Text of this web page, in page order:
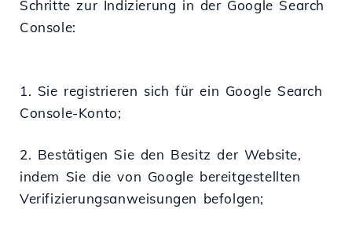
Schritte zur Indizierung in der Google Search
Console:
1. Sie registrieren sich für ein Google Search
Console-Konto;
2. Bestätigen Sie den Besitz der Website,
indem Sie die von Google bereitgestellten
Verifizierungsanweisungen befolgen;